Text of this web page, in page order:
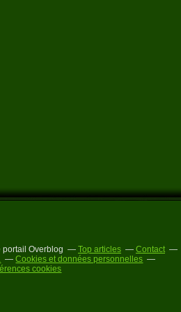
portail Overblog Top articles
Contact
Cookies et données personnelles
cookies